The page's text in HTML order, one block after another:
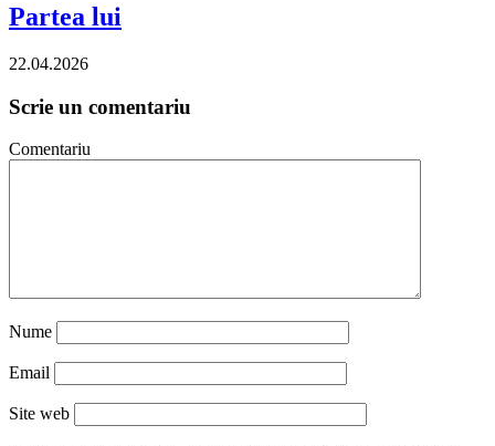
Partea lui
22.04.2026
Scrie un comentariu
Comentariu
Nume
Email
Site web